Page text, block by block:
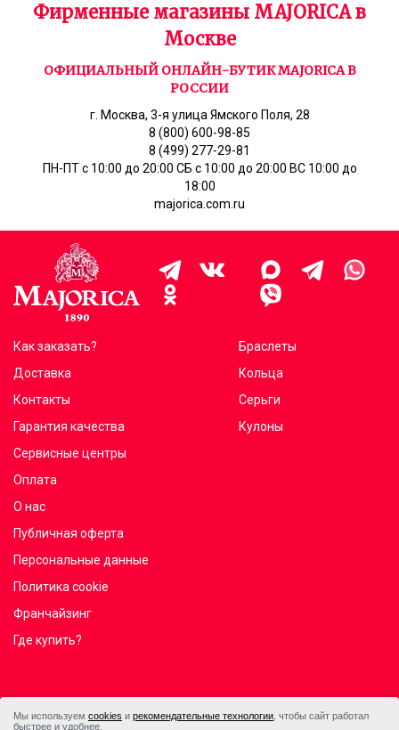
Фирменные магазины MAJORICA в
Москве
ОФИЦИАЛЬНЫЙ ОНЛАЙН-БУТИК MAJORICA В
РОССИИ
г. Москва, 3-я улица Ямского Поля, 28
8 (800) 600-98-85
8 (499) 277-29-81
ПН-ПТ с 10:00 до 20:00 СБ с 10:00 до 20:00 ВС 10:00 до
18:00
majorica.com.ru
Как заказать?
Доставка
Контакты
Гарантия качества
Сервисные центры
Оплата
О нас
Публичная оферта
Персональные данные
Политика cookie
Франчайзинг
Где купить?
Браслеты
Кольца
Серьги
Кулоны
Мы используем cookies и рекомендательные технологии , чтобы сайт работал
быстрее и удобнее.